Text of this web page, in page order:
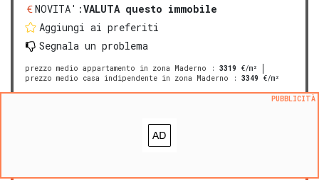
NOVITA':VALUTA questo immobile
Aggiungi ai preferiti
Segnala un problema
prezzo medio appartamento in zona Maderno : 3319 €/m²
prezzo medio casa indipendente in zona Maderno : 3349 €/m²
appartamento in vendita a
PUBBLICITÀ